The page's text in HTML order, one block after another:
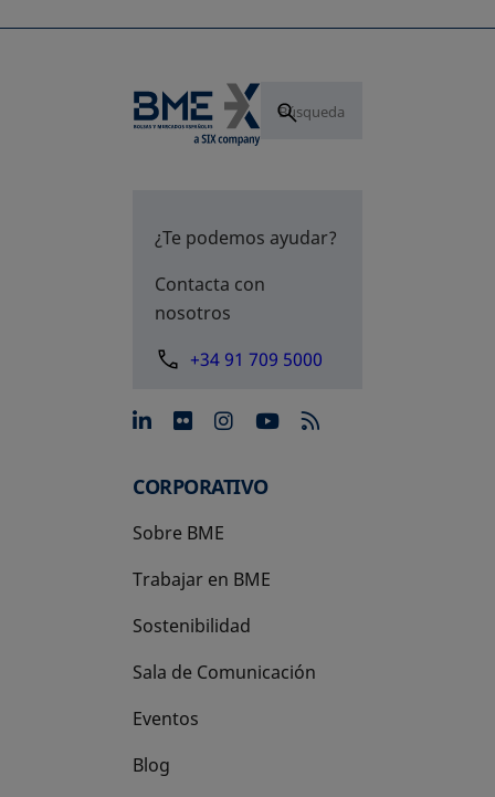
¿Te podemos ayudar?
Contacta con
nosotros
+34 91 709 5000
se abre en una pestaña
se abre en una pestaña
se abre en una
se abre en una
CORPORATIVO
Sobre BME
Trabajar en BME
Sostenibilidad
Sala de Comunicación
Eventos
Blog